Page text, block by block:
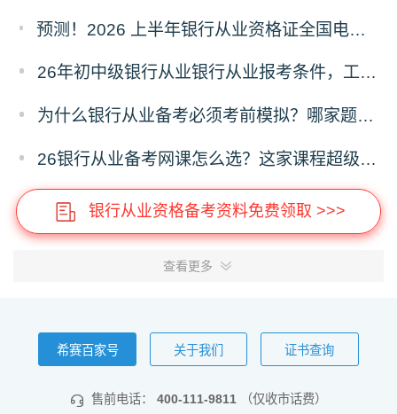
预测！2026 上半年银行从业资格证全国电子证书什么时候开通下载？
26年初中级银行从业银行从业报考条件，工作年限有没有要求？
为什么银行从业备考必须考前模拟？哪家题库可机考模拟呢？
26银行从业备考网课怎么选？这家课程超级适合零基础！
银行从业资格备考资料免费领取 >>>
查看更多
希赛百家号 关于我们 证书查询
售前电话： 400-111-9811 （仅收市话费）